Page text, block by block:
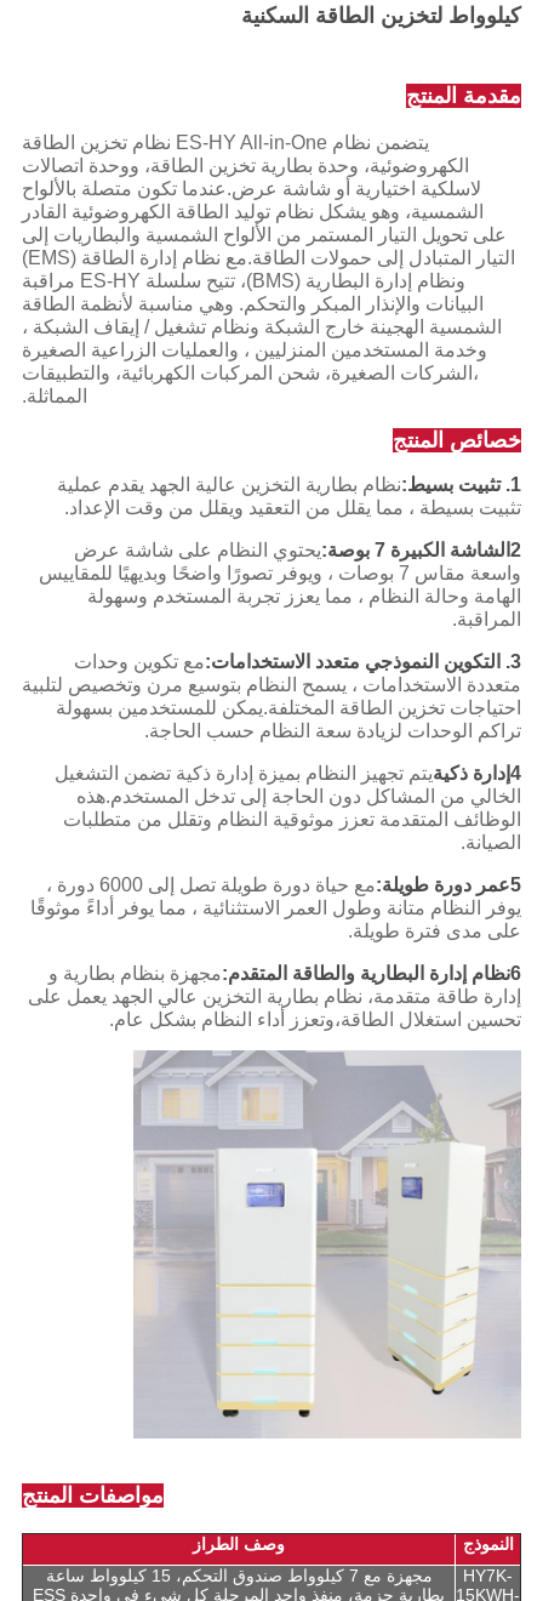
كيلوواط لتخزين الطاقة السكنية
مقدمة المنتج
يتضمن نظام ES-HY All-in-One نظام تخزين الطاقة
الكهروضوئية، وحدة بطارية تخزين الطاقة، ووحدة اتصالات
لاسلكية اختيارية أو شاشة عرض.عندما تكون متصلة بالألواح
الشمسية، وهو يشكل نظام توليد الطاقة الكهروضوئية القادر
على تحويل التيار المستمر من الألواح الشمسية والبطاريات إلى
التيار المتبادل إلى حمولات الطاقة.مع نظام إدارة الطاقة (EMS)
ونظام إدارة البطارية (BMS)، تتيح سلسلة ES-HY مراقبة
البيانات والإنذار المبكر والتحكم. وهي مناسبة لأنظمة الطاقة
الشمسية الهجينة خارج الشبكة ونظام تشغيل / إيقاف الشبكة ،
وخدمة المستخدمين المنزليين ، والعمليات الزراعية الصغيرة
،الشركات الصغيرة، شحن المركبات الكهربائية، والتطبيقات
المماثلة.
خصائص المنتج
1. تثبيت بسيط:
نظام بطارية التخزين عالية الجهد يقدم عملية
تثبيت بسيطة ، مما يقلل من التعقيد ويقلل من وقت الإعداد.
2الشاشة الكبيرة 7 بوصة:
يحتوي النظام على شاشة عرض
واسعة مقاس 7 بوصات ، ويوفر تصورًا واضحًا وبديهيًا للمقاييس
الهامة وحالة النظام ، مما يعزز تجربة المستخدم وسهولة
المراقبة.
3. التكوين النموذجي متعدد الاستخدامات:
مع تكوين وحدات
متعددة الاستخدامات ، يسمح النظام بتوسيع مرن وتخصيص لتلبية
احتياجات تخزين الطاقة المختلفة.يمكن للمستخدمين بسهولة
تراكم الوحدات لزيادة سعة النظام حسب الحاجة.
4إدارة ذكية
يتم تجهيز النظام بميزة إدارة ذكية تضمن التشغيل
الخالي من المشاكل دون الحاجة إلى تدخل المستخدم.هذه
الوظائف المتقدمة تعزز موثوقية النظام وتقلل من متطلبات
الصيانة.
5عمر دورة طويلة:
مع حياة دورة طويلة تصل إلى 6000 دورة ،
يوفر النظام متانة وطول العمر الاستثنائية ، مما يوفر أداءً موثوقًا
على مدى فترة طويلة.
6نظام إدارة البطارية والطاقة المتقدم:
مجهزة بنظام بطارية و
إدارة طاقة متقدمة، نظام بطارية التخزين عالي الجهد يعمل على
تحسين استغلال الطاقة،وتعزز أداء النظام بشكل عام.
مواصفات المنتج
النموذج
وصف الطراز
HY7K-
15KWH-
مجهزة مع 7 كيلوواط صندوق التحكم، 15 كيلوواط ساعة
بطارية حزمة، منفذ واحد المرحلة كل شيء في واحدة ESS